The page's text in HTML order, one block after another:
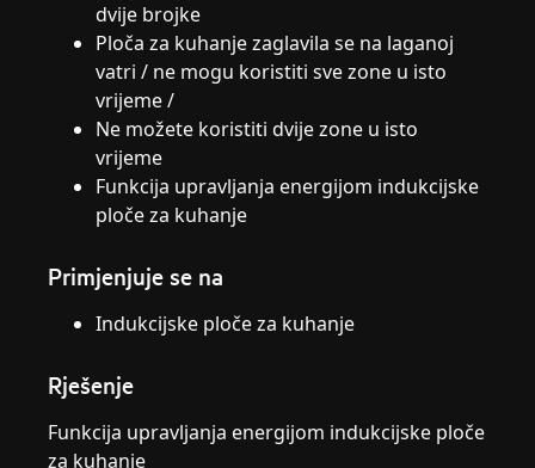
dvije brojke
Ploča za kuhanje zaglavila se na laganoj
vatri / ne mogu koristiti sve zone u isto
vrijeme /
Ne možete koristiti dvije zone u isto
vrijeme
Funkcija upravljanja energijom indukcijske
ploče za kuhanje
Primjenjuje se na
Indukcijske ploče za kuhanje
Rješenje
Funkcija upravljanja energijom indukcijske ploče
za kuhanje